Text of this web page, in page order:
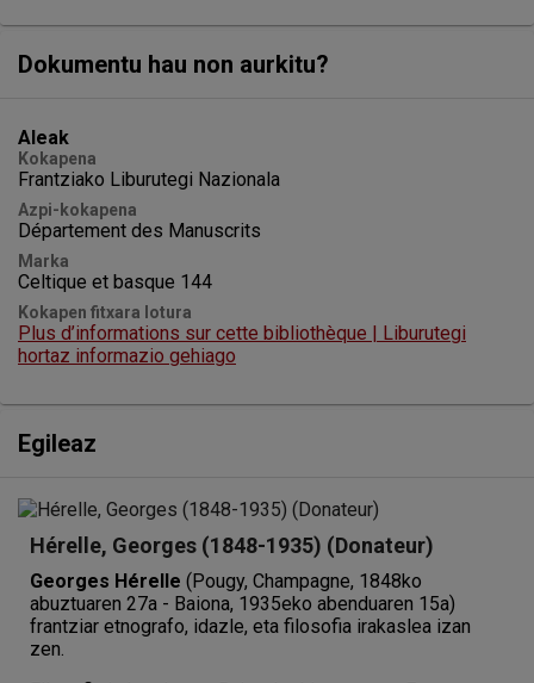
Dokumentu hau non aurkitu?
Aleak
Kokapena
Frantziako Liburutegi Nazionala
Azpi-kokapena
Département des Manuscrits
Marka
Celtique et basque 144
Kokapen fitxara lotura
Plus d’informations sur cette bibliothèque | Liburutegi
hortaz informazio gehiago
Egileaz
Hérelle, Georges (1848-1935) (Donateur)
Georges Hérelle (Pougy, Champagne, 1848ko
abuztuaren 27a - Baiona, 1935eko abenduaren 15a)
frantziar etnografo, idazle, eta filosofia irakaslea izan
zen.